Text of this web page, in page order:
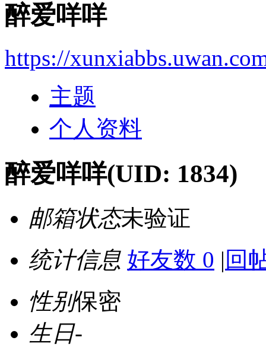
醉爱咩咩
https://
主题
个人资料
醉爱咩咩(UID: 1834)
邮箱状态未验证
统计信息 好友数 0 | 回
性别保密
生日-